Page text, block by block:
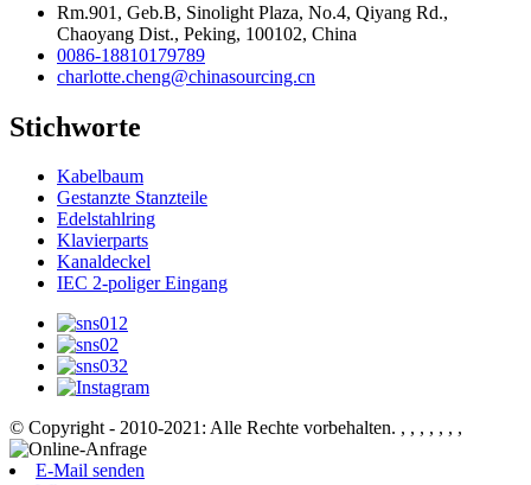
Rm.901, Geb.B, Sinolight Plaza, No.4, Qiyang Rd.,
Chaoyang Dist., Peking, 100102, China
0086-18810179789
charlotte.cheng@chinasourcing.cn
Stichworte
Kabelbaum
Gestanzte Stanzteile
Edelstahlring
Klavierparts
Kanaldeckel
IEC 2-poliger Eingang
© Copyright - 2010-2021: Alle Rechte vorbehalten. , , , , , , ,
E-Mail senden